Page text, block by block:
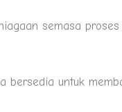
semasa
untuk